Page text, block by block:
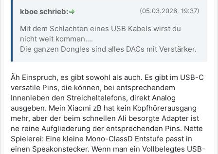
(05.03.2026, 19:37)
kboe schrieb:
Mit dem Schlachten eines USB Kabels wirst du
nicht weit kommen....
Die ganzen Dongles sind alles DACs mit Verstärker.
Äh Einspruch, es gibt sowohl als auch. Es gibt im USB-C
versatile Pins, die können, bei entsprechendem
Innenleben den Streicheltelefons, direkt Analog
ausgeben. Mein Xiaomi zB hat kein Kopfhörerausgang
mehr, aber der beim schnellen Ali besorgte Adapter ist
ne reine Aufgliederung der entsprechenden Pins. Nette
Spielerei: Eine kleine Mono-ClassD Entstufe passt in
einen Speakonstecker. Wenn man ein Vollbelegtes USB-